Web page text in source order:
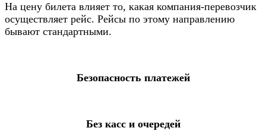
На цену билета влияет то, какая компания-перевозчик
осуществляет рейс. Рейсы по этому направлению
бывают стандартными.
Безопасность платежей
Без касс и очередей